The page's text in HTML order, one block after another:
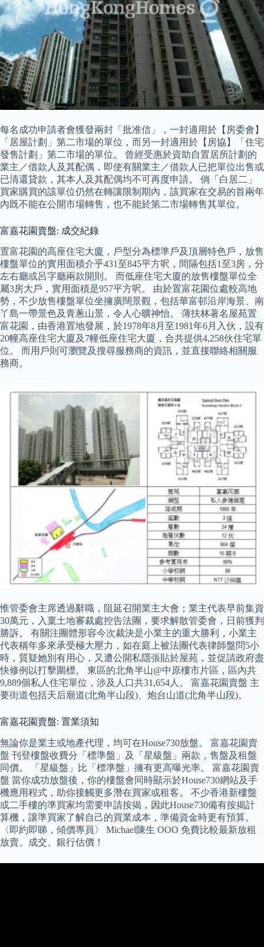
每名成功申請者會獲發兩封「批准信」，一封適用於【房委會】
「居屋計劃」第二市場的單位，而另一封適用於【房協】「住宅
發售計劃」第二市場的單位。 曾經受惠於資助自置居所計劃的
業主／借款人及其配偶，即使有關業主／借款人已把單位出售或
已清還貸款，其本人及其配偶均不可再度申請。 倘「白居二」
買家購買的該單位仍然在轉讓限制期內，該買家在交易的首兩年
內既不能在公開市場轉售，也不能於第二市場轉售其單位。
富嘉花園賣盤: 成交紀錄
置富花園的高座住宅大廈，戶型分為標準戶及頂層特色戶，放售
樓盤單位的實用面積介乎431至845平方呎，間隔包括1至3房，分
左右廳或呂字廳兩款開則。 而低座住宅大廈的放售樓盤單位全
屬3房大戶，實用面積是957平方呎。 由於置富花園位處較高地
勢，不少放售樓盤單位坐擁廣闊景觀，包括華富邨沿岸海景、南
丫島一帶景色及青蔥山景，令人心曠神怡。 薄扶林著名屋苑置
富花園，由香港置地發展，於1978年8月至1981年6月入伙，設有
20幢高座住宅大廈及7幢低座住宅大廈，合共提供4,258伙住宅單
位。 而用戶則可瀏覽及搜尋服務商的資訊，並直接聯絡相關服
務商。
惟管委會主席透過辭職，阻延召開業主大會；業主代表早前集資
30萬元，入稟土地審裁處控告法團，要求解散管委會，日前獲判
勝訴。 有關注團體形容今次裁決是小業主的重大勝利，小業主
代表稱年多來承受極大壓力，如在庭上被法團代表律師盤問5小
時，質疑她別有用心，又遭公開私隱張貼於屋苑，並促請政府盡
快修例以打擊圍標。 東區的北角半山@中原樓市片區，區內共
9,889個私人住宅單位，涉及人口共31,654人。 富嘉花園賣盤 主
要街道包括天后廟道(北角半山段)、炮台山道(北角半山段)。
富嘉花園賣盤: 置業須知
無論你是業主或地產代理，均可在House730放盤。 富嘉花園賣
盤 刊登樓盤收費分「標準盤」及「星級盤」兩款，售盤及租盤
同價。 「星級盤」比「標準盤」擁有更高曝光率。 富嘉花園賣
盤 當你成功放盤後，你的樓盤會同時顯示於House730網站及手
機應用程式，助你接觸更多潛在買家或租客。 不少香港新樓盤
或二手樓的準買家均需要申請按揭，因此House730備有按揭計
算機，讓準買家了解自己的買業成本，準備資金時更有預算。
〈即約即睇，傾價專員〉 Michael陳生 OOO 免費比較最新放租
放賣、成交、銀行估價！